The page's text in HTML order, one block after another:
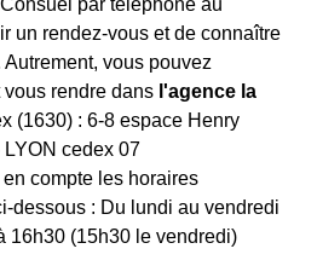
par téléphone au
un rendez-vous et de connaître
vous pouvez
rendre dans l'agence la
(1630) : 6-8 espace Henry
cedex 07
compte les horaires
dessous : Du lundi au vendredi
16h30 (15h30 le vendredi)